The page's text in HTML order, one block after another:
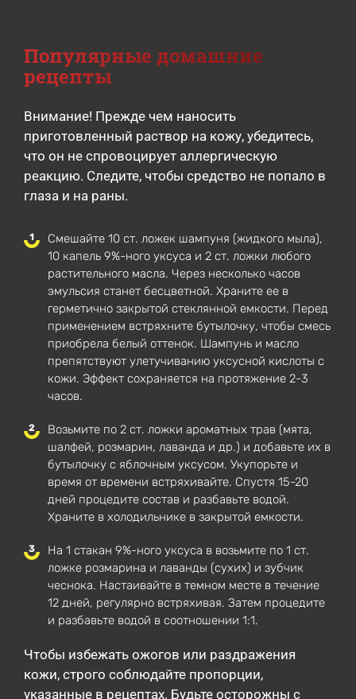
Популярные домашние
рецепты
Внимание! Прежде чем наносить
приготовленный раствор на кожу, убедитесь,
что он не спровоцирует аллергическую
реакцию. Следите, чтобы средство не попало в
глаза и на раны.
Смешайте 10 ст. ложек шампуня (жидкого мыла),
10 капель 9%-ного уксуса и 2 ст. ложки любого
растительного масла. Через несколько часов
эмульсия станет бесцветной. Храните ее в
герметично закрытой стеклянной емкости. Перед
применением встряхните бутылочку, чтобы смесь
приобрела белый оттенок. Шампунь и масло
препятствуют улетучиванию уксусной кислоты с
кожи. Эффект сохраняется на протяжение 2-3
часов.
Возьмите по 2 ст. ложки ароматных трав (мята,
шалфей, розмарин, лаванда и др.) и добавьте их в
бутылочку с яблочным уксусом. Укупорьте и
время от времени встряхивайте. Спустя 15-20
дней процедите состав и разбавьте водой.
Храните в холодильнике в закрытой емкости.
На 1 стакан 9%-ного уксуса в возьмите по 1 ст.
ложке розмарина и лаванды (сухих) и зубчик
чеснока. Настаивайте в темном месте в течение
12 дней, регулярно встряхивая. Затем процедите
и разбавьте водой в соотношении 1:1.
Чтобы избежать ожогов или раздражения
кожи, строго соблюдайте пропорции,
указанные в рецептах. Будьте осторожны с